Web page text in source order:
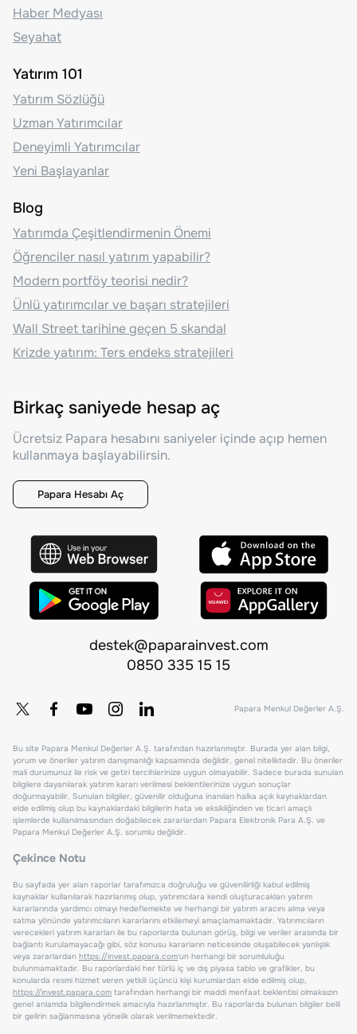
Haber Medyası
Seyahat
Yatırım 101
Yatırım Sözlüğü
Uzman Yatırımcılar
Deneyimli Yatırımcılar
Yeni Başlayanlar
Blog
Yatırımda Çeşitlendirmenin Önemi
Öğrenciler nasıl yatırım yapabilir?
Modern portföy teorisi nedir?
Ünlü yatırımcılar ve başarı stratejileri
Wall Street tarihine geçen 5 skandal
Krizde yatırım: Ters endeks stratejileri
Birkaç saniyede hesap aç
Ücretsiz Papara hesabını saniyeler içinde açıp hemen
kullanmaya başlayabilirsin.
Papara Hesabı Aç
destek@paparainvest.com
0850 335 15 15
Papara Menkul Değerler A.Ş.
Bu site Papara Menkul Değerler A.Ş. tarafından hazırlanmıştır. Burada yer alan bilgi,
yorum ve öneriler yatırım danışmanlığı kapsamında değildir, genel niteliktedir. Bu öneriler
mali durumunuz ile risk ve getiri tercihlerinize uygun olmayabilir. Sadece burada sunulan
bilgilere dayanılarak yatırım kararı verilmesi beklentilerinize uygun sonuçlar
doğurmayabilir. Sunulan bilgiler, güvenilir olduğuna inanılan halka açık kaynaklardan
elde edilmiş olup bu kaynaklardaki bilgilerin hata ve eksikliğinden ve ticari amaçlı
işlemlerde kullanılmasından doğabilecek zararlardan Papara Elektronik Para A.Ş. ve
Papara Menkul Değerler A.Ş. sorumlu değildir.
Çekince Notu
Bu sayfada yer alan raporlar tarafımızca doğruluğu ve güvenilirliği kabul edilmiş
kaynaklar kullanılarak hazırlanmış olup, yatırımcılara kendi oluşturacakları yatırım
kararlarında yardımcı olmayı hedeflemekte ve herhangi bir yatırım aracını alma veya
satma yönünde yatırımcıların kararlarını etkilemeyi amaçlamamaktadır. Yatırımcıların
verecekleri yatırım kararları ile bu raporlarda bulunan görüş, bilgi ve veriler arasında bir
bağlantı kurulamayacağı gibi, söz konusu kararların neticesinde oluşabilecek yanlışlık
veya zararlardan https://invest.papara.com'un herhangi bir sorumluluğu
bulunmamaktadır. Bu raporlardaki her türlü iç ve dış piyasa tablo ve grafikler, bu
konularda resmi hizmet veren yetkili üçüncü kişi kurumlardan elde edilmiş olup,
https://invest.papara.com tarafından herhangi bir maddi menfaat beklentisi olmaksızın
genel anlamda bilgilendirmek amacıyla hazırlanmıştır. Bu raporlarda bulunan bilgiler belli
bir gelirin sağlanmasına yönelik olarak verilmemektedir.